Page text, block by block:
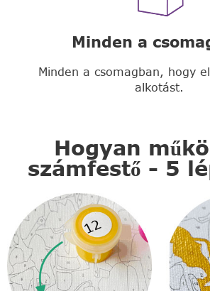
Minden a
Minden a csomagban, hogy
alkotást.
Hogyan
számfestő - 5